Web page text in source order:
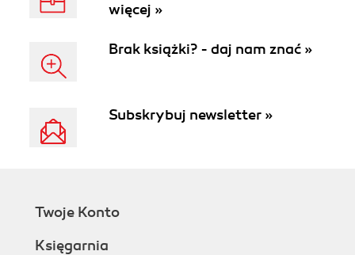
więcej »
Brak książki? - daj nam znać »
Subskrybuj newsletter »
Twoje Konto
Księgarnia